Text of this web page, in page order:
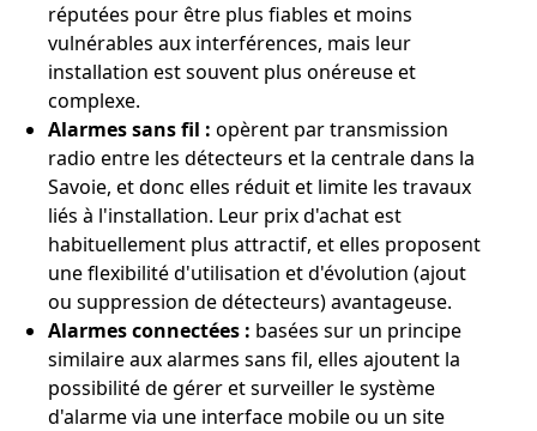
réputées pour être plus fiables et moins
vulnérables aux interférences, mais leur
installation est souvent plus onéreuse et
complexe.
Alarmes sans fil : opèrent par transmission
radio entre les détecteurs et la centrale dans la
Savoie, et donc elles réduit et limite les travaux
liés à l'installation. Leur prix d'achat est
habituellement plus attractif, et elles proposent
une flexibilité d'utilisation et d'évolution (ajout
ou suppression de détecteurs) avantageuse.
Alarmes connectées : basées sur un principe
similaire aux alarmes sans fil, elles ajoutent la
possibilité de gérer et surveiller le système
d'alarme via une interface mobile ou un site